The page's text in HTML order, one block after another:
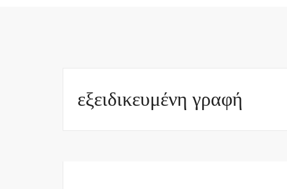
εξειδικευμένη γραφή